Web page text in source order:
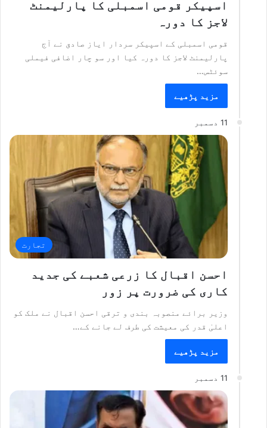
اسپیکر قومی اسمبلی کا پارلیمنٹ
لاجز کا دورہ
قومی اسمبلی کے اسپیکر سردار ایاز صادق نے آج
پارلیمنٹ لاجز کا دورہ کیا اور سو چار اضافی فیملی
سوئٹس…
مزید پڑھیے
11 دسمبر
تجارت
احسن اقبال کا زرعی شعبے کی جدید
کاری کی ضرورت پر زور
وزیر برائے منصوبہ بندی و ترقی احسن اقبال نے ملک کو
اعلیٰ قدر کی معیشت کی طرف لے جانے کے…
مزید پڑھیے
11 دسمبر